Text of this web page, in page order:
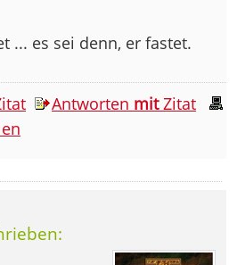
... es sei denn, er fastet.
Antworten mitZitat